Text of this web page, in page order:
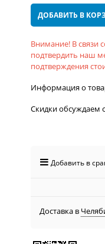
ДОБАВИТЬ В
Внимание! В связи
подтвердить наш
подтверждения
Информация о
Скидки обсуждаем
Добавить в
Доставка в